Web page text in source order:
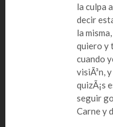
la culpa
decir
la
quiero y
cuando
visiÃ³n,
quizÃ¡s
seguir
Carne y